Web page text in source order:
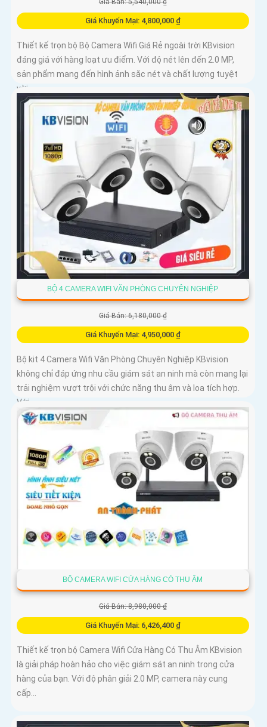
Giá Bán: 5,540,000 ₫
Giá Khuyến Mại: 4,800,000 ₫
Thiết kế trọn bộ Bộ Camera Wifi Giá Rẻ ngoài trời KBvision
đáng giá với hàng loạt ưu điểm. Với độ nét lên đến 2.0 MP,
sản phẩm mang đến hình ảnh sắc nét và chất lượng tuyệt
vời
BỘ 4 CAMERA WIFI VĂN PHÒNG CHUYÊN NGHIỆP
Giá Bán: 6,180,000 ₫
Giá Khuyến Mại: 4,950,000 ₫
Bộ kit 4 Camera Wifi Văn Phòng Chuyên Nghiệp KBvision
không chỉ đáp ứng nhu cầu giám sát an ninh mà còn mang lại
trải nghiệm vượt trội với chức năng thu âm và loa tích hợp.
Với...
BỘ CAMERA WIFI CỬA HÀNG CÓ THU ÂM
Giá Bán: 8,980,000 ₫
Giá Khuyến Mại: 6,426,400 ₫
Thiết kế trọn bộ Camera Wifi Cửa Hàng Có Thu Âm KBvision
là giải pháp hoàn hảo cho việc giám sát an ninh trong cửa
hàng của bạn. Với độ phân giải 2.0 MP, camera này cung
cấp...